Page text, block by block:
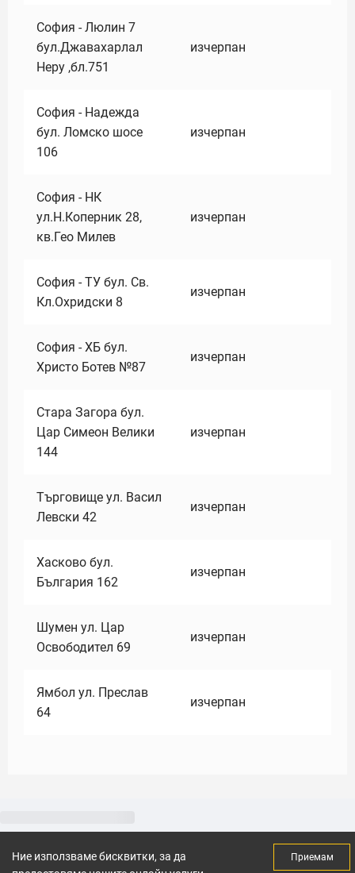
София - Люлин 7
бул.Джавахарлал
Неру ,бл.751
изчерпан
София - Надежда
бул. Ломско шосе
106
изчерпан
София - НК
ул.Н.Коперник 28,
кв.Гео Милев
изчерпан
София - ТУ бул. Св.
Кл.Охридски 8
изчерпан
София - ХБ бул.
Христо Ботев №87
изчерпан
Стара Загора бул.
Цар Симеон Велики
144
изчерпан
Търговище ул. Васил
Левски 42
изчерпан
Хасково бул.
България 162
изчерпан
Шумен ул. Цар
Освободител 69
изчерпан
Ямбол ул. Преслав
64
изчерпан
Ние използваме бисквитки, за да
Приемам